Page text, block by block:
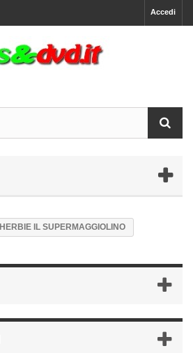
Accedi
HERBIE IL SUPERMAGGIOLINO